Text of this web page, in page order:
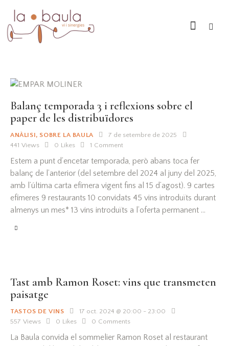
Balanç temporada 3 i reflexions sobre el
paper de les distribuïdores
ANÀLISI, SOBRE LA BAULA
7 de setembre de 2025
441 Views 0 Likes 1 Comment
Estem a punt d’encetar temporada, però abans toca fer
balanç de l’anterior (del setembre del 2024 al juny del 2025,
amb l’última carta efímera vigent fins al 15 d’agost). 9 cartes
efímeres 9 restaurants 10 convidats 45 vins introduïts durant
almenys un mes* 13 vins introduïts a l’oferta permanent …
Tast amb Ramon Roset: vins que transmeten
paisatge
TASTOS DE VINS 17 oct. 2024 @ 20:00 - 23:00
557 Views 0 Likes 0 Comments
La Baula convida el sommelier Ramon Roset al restaurant